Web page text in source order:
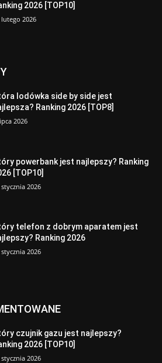
2026 [TOP10]
lutego 2026
lodówka side by side jest
Ranking 2026 [TOP8]
2026
powerbank jest najlepszy? Ranking
[TOP10]
stycznia 2026
telefon z dobrym aparatem jest
Ranking 2026
stycznia 2026
czujnik gazu jest najlepszy?
2026 [TOP10]
stycznia 2026